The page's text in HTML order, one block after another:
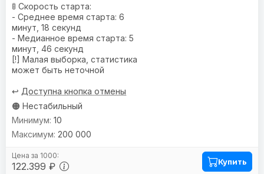
🚦 Скорость старта:
- Среднее время старта: 6
минут, 18 секунд
- Медианное время старта: 5
минут, 46 секунд
[!] Малая выборка, статистика
может быть неточной
↩️ Доступна кнопка отмены
🟠 Нестабильный
122.399 ₽
10
200 000
Купить